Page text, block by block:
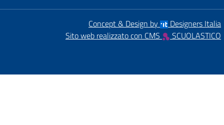
Concept & Design by
Designers Italia
Sito web realizzato con CMS
SCUOLASTICO